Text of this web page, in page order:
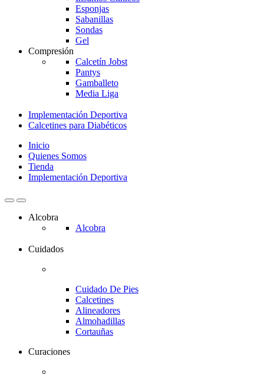
Esponjas
Sabanillas
Sondas
Gel
Compresión
Calcetín Jobst
Pantys
Gamballeto
Media Liga
Implementación Deportiva
Calcetines para Diabéticos
Inicio
Quienes Somos
Tienda
Implementación Deportiva
Alcobra
Alcobra
Cuidados
Cuidado De Pies
Calcetines
Alineadores
Almohadillas
Cortauñas
Curaciones